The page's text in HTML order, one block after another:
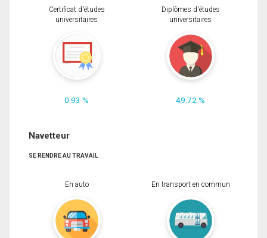
Certificat d'études
universitaires
0.93 %
Diplômes d'études
universitaires
49.72 %
Navetteur
SE RENDRE AU TRAVAIL
En auto En transport en commun